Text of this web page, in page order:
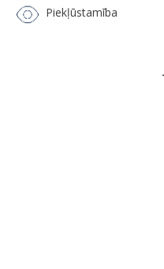
Piekļūstamība